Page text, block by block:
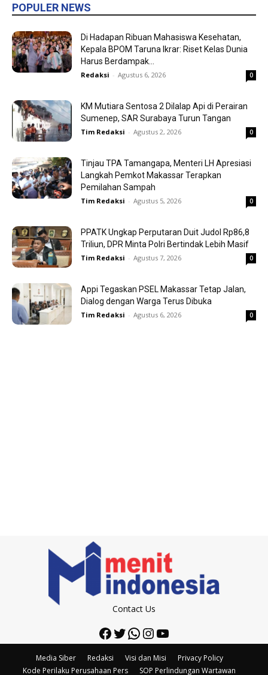
POPULER NEWS
Di Hadapan Ribuan Mahasiswa Kesehatan,
Kepala BPOM Taruna Ikrar: Riset Kelas Dunia
Harus Berdampak...
Redaksi - Agustus 6, 2026 0
KM Mutiara Sentosa 2 Dilalap Api di Perairan
Sumenep, SAR Surabaya Turun Tangan
Tim Redaksi - Agustus 2, 2026 0
Tinjau TPA Tamangapa, Menteri LH Apresiasi
Langkah Pemkot Makassar Terapkan
Pemilahan Sampah
Tim Redaksi - Agustus 5, 2026 0
PPATK Ungkap Perputaran Duit Judol Rp86,8
Triliun, DPR Minta Polri Bertindak Lebih Masif
Tim Redaksi - Agustus 7, 2026 0
Appi Tegaskan PSEL Makassar Tetap Jalan,
Dialog dengan Warga Terus Dibuka
Tim Redaksi - Agustus 6, 2026 0
Contact Us
Facebook
Twitter
WhatsApp
Instagram
YouTube
Media Siber Redaksi Visi dan Misi
Privacy Policy
Kode Perilaku Perusahaan Pers
SOP Perlindungan Wartawan